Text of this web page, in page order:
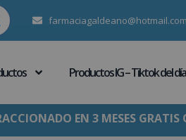
farmaciagaldeano@hotmail.com
Productos IG – Tiktok del día
EN 3 MESES